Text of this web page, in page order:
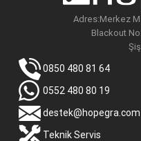
Adres:Merkez
Blackout
0850 480 81 64
0552 480 80 19
destek@hopegra.com
Teknik Servis